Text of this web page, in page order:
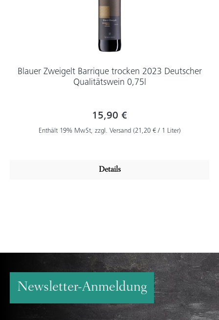
Blauer Zweigelt Barrique trocken 2023 Deutscher
Qualitätswein 0,75l
15,90 €
Enthält 19% MwSt, zzgl. Versand (21,20 € / 1 Liter)
Details
Newsletter-Anmeldung